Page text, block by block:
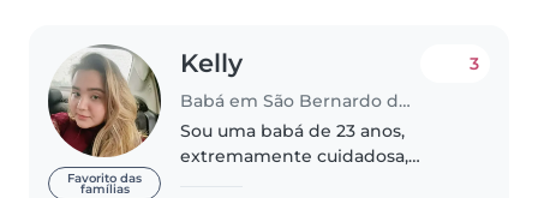
Favorito das
famílias
Kelly
Babá em São Bernardo do Campo
3
Sou uma babá de 23 anos,
extremamente cuidadosa,